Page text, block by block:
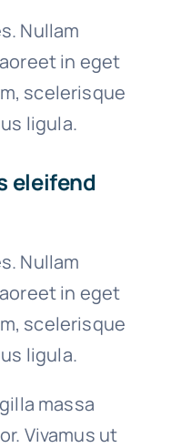
Nullam
in eget
scelerisque
ligula.
eleifend
Nullam
in eget
scelerisque
ligula.
massa
Vivamus ut